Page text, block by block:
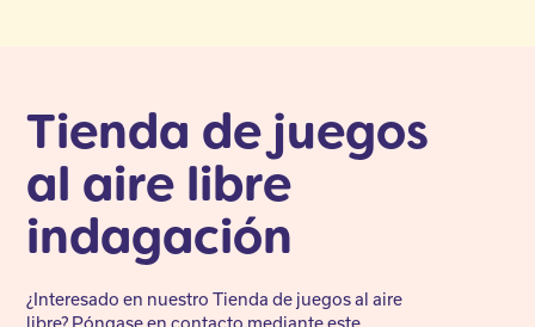
Tienda de juegos
al aire libre
indagación
¿Interesado en nuestro Tienda de juegos al aire
libre? Póngase en contacto mediante este